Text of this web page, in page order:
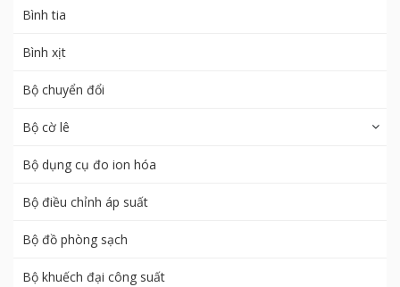
Bình tia
Bình xịt
Bộ chuyển đổi
Bộ cờ lê
Bộ dụng cụ đo ion hóa
Bộ điều chỉnh áp suất
Bộ đồ phòng sạch
Bộ khuếch đại công suất